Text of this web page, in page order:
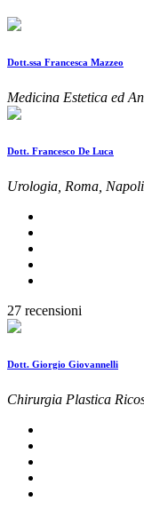
Dott.ssa Francesca Mazzeo
Medicina Estetica ed
Dott. Francesco De Luca
Urologia, Roma,
27 recensioni
Dott. Giorgio Giovannelli
Chirurgia Plastica